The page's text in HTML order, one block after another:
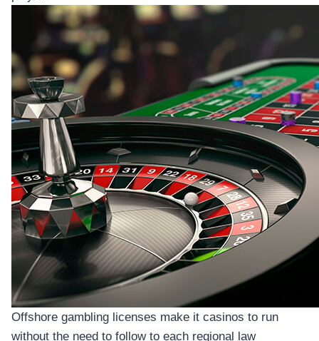
Offshore gambling licenses make it casinos to run
without the need to follow to each regional law